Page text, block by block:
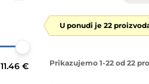
11.46 €
U ponudi je 22
Prikazujemo 1-22 od 22